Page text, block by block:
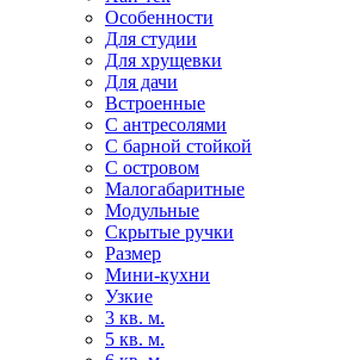
Особенности
Для студии
Для хрущевки
Для дачи
Встроенные
С антресолями
С барной стойкой
С островом
Малогабаритные
Модульные
Скрытые ручки
Размер
Мини-кухни
Узкие
3 кв. м.
5 кв. м.